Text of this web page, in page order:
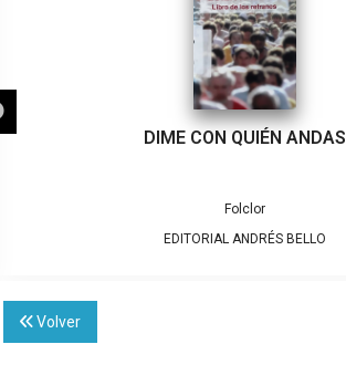
DIME CON QUIÉN ANDAS
Folclor
EDITORIAL ANDRÉS BELLO
Volver